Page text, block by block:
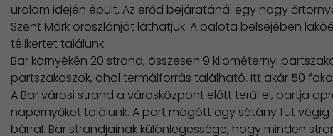
uralom idején épült. Az erőd bejáratánál egy nagy
Szent Márk oroszlánját láthatjuk. A palota belsejében
télikertet találunk.
​Bar környékén 20 strand, összesen 9 kilométernyi
partszakaszok, ahol termálforrás található. Itt akár 50
A Bar városi strand a városközpont előtt terül el, partja
napernyőket találunk. A part mögött egy sétány fut
bárral. Bar strandjainak különlegessége, hogy minden